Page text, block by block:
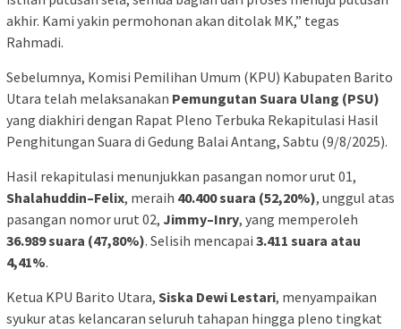
akhir. Kami yakin permohonan akan ditolak MK,” tegas
Rahmadi.
Sebelumnya, Komisi Pemilihan Umum (KPU) Kabupaten Barito
Utara telah melaksanakan Pemungutan Suara Ulang (PSU)
yang diakhiri dengan Rapat Pleno Terbuka Rekapitulasi Hasil
Penghitungan Suara di Gedung Balai Antang, Sabtu (9/8/2025).
Hasil rekapitulasi menunjukkan pasangan nomor urut 01,
Shalahuddin–Felix, meraih 40.400 suara (52,20%), unggul atas
pasangan nomor urut 02, Jimmy–Inry, yang memperoleh
36.989 suara (47,80%). Selisih mencapai 3.411 suara atau
4,41%.
Ketua KPU Barito Utara, Siska Dewi Lestari, menyampaikan
syukur atas kelancaran seluruh tahapan hingga pleno tingkat